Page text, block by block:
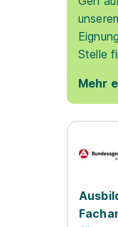
Stelle
Mehr